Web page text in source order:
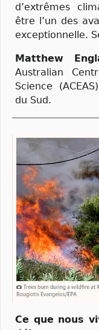
d’extrêmes
être l’un des
exceptionnelle.
Matthew
Australian
Science
du Sud.
Ce que nous